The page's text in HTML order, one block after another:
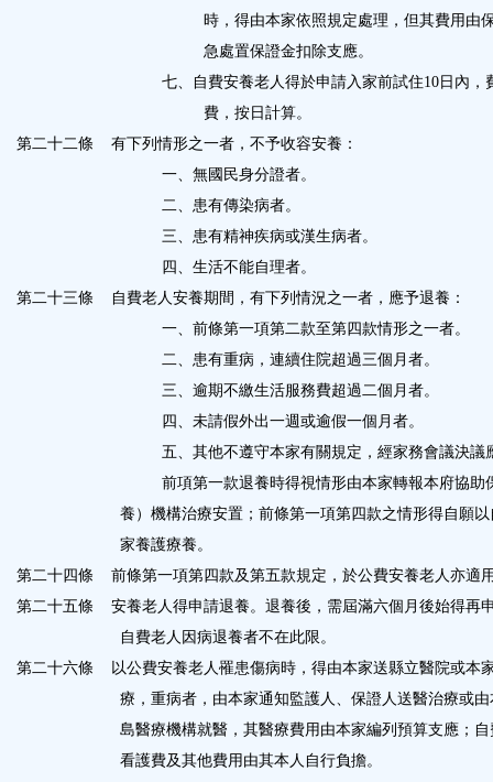
時，得由本家依照規定處理，但其費用由
急處置保證金扣除支應。
七、自費安養老人得於申請入家前試住10日內，
費，按日計算。
第二十二條
有下列情形之一者，不予收容安養：
一、無國民身分證者。
二、患有傳染病者。
三、患有精神疾病或漢生病者。
四、生活不能自理者。
第二十三條
自費老人安養期間，有下列情況之一者，應予退養：
一、前條第一項第二款至第四款情形之一者。
二、患有重病，連續住院超過三個月者。
三、逾期不繳生活服務費超過二個月者。
四、未請假外出一週或逾假一個月者。
五、其他不遵守本家有關規定，經家務會議決議
前項第一款退養時得視情形由本家轉報本府協助
養）機構治療安置；前條第一項第四款之情形得自願
家養護療養。
第二十四條
前條第一項第四款及第五款規定，於公費安養老人亦適
第二十五條
安養老人得申請退養。退養後，需屆滿六個月後始得再
自費老人因病退養者不在此限。
第二十六條
以公費安養老人罹患傷病時，得由本家送縣立醫院或本
療，重病者，由本家通知監護人、保證人送醫治療或
島醫療機構就醫，其醫療費用由本家編列預算支應；
看護費及其他費用由其本人自行負擔。